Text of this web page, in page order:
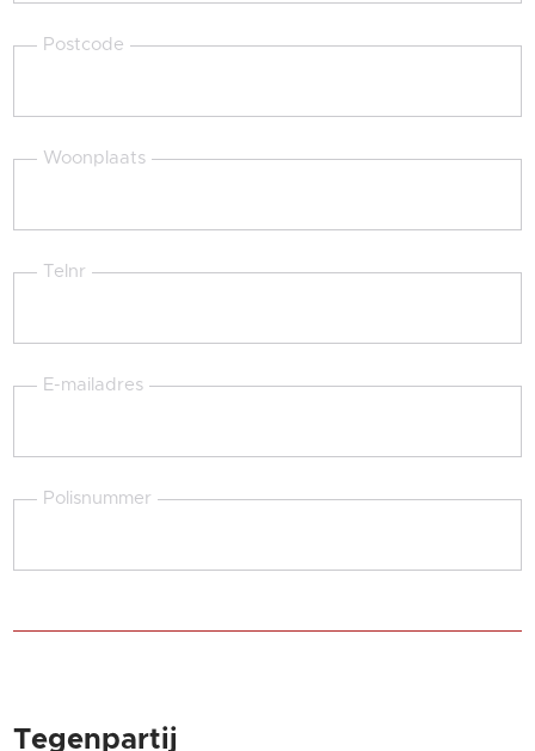
Postcode
Woonplaats
Telnr
E-mailadres
Polisnummer
Tegenpartij